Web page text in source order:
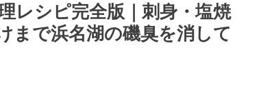
レシピ完全版｜刺身・塩焼
まで浜名湖の磯臭を消して